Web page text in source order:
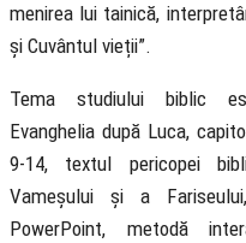
menirea lui tainică,
și Cuvântul vieții”.
Tema studiului biblic
Evanghelia după Luca,
9-14, textul pericopei
Vameșului și a
PowerPoint, metodă